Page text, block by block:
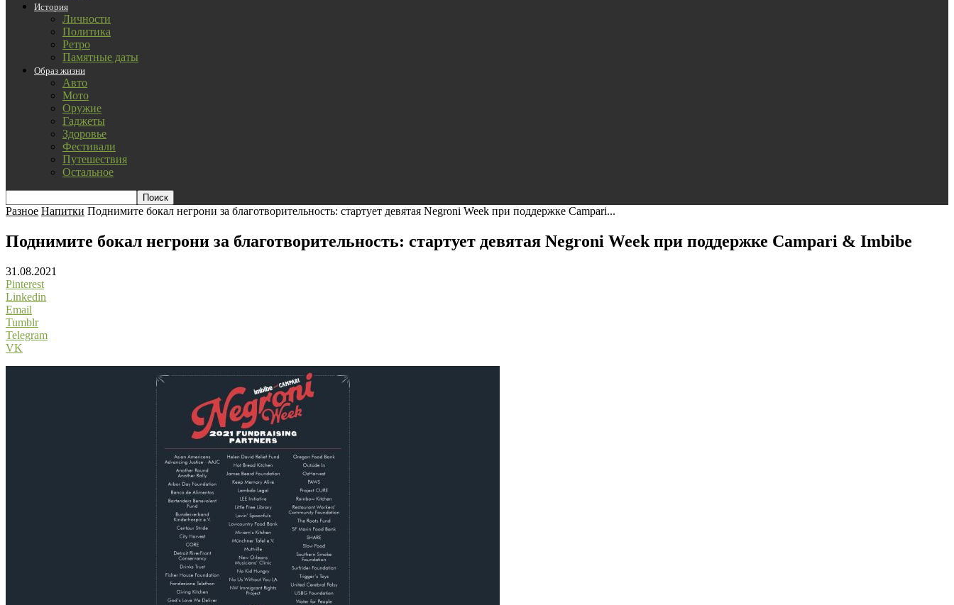
История
Личности
Политика
Ретро
Памятные даты
Образ жизни
Авто
Мото
Оружие
Гаджеты
Здоровье
Фестивали
Путешествия
Остальное
Разное Напитки Поднимите бокал негрони за благотворительность: стартует девятая Negroni Week при поддержке Campari...
Поднимите бокал негрони за благотворительность: стартует девятая Negroni Week при поддержке Campari & Imbibe
31.08.2021
Pinterest
Linkedin
Email
Tumblr
Telegram
VK